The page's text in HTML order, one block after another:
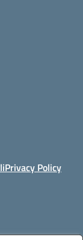
Privacy Policy